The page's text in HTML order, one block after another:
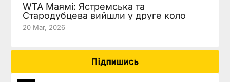
WTA Маямі: Ястремська та
Стародубцева вийшли у друге коло
20 Mar, 2026
Підпишись